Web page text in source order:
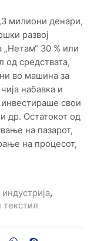
милиони денари,
развој
30 % или
од средствата,
во машина за
набавка и
свои
др. Остатокот од
на пазарот,
на процесот,
индустрија,
текстил